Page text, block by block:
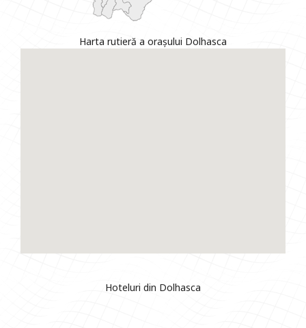
Harta rutieră a orașului Dolhasca
Hoteluri din Dolhasca